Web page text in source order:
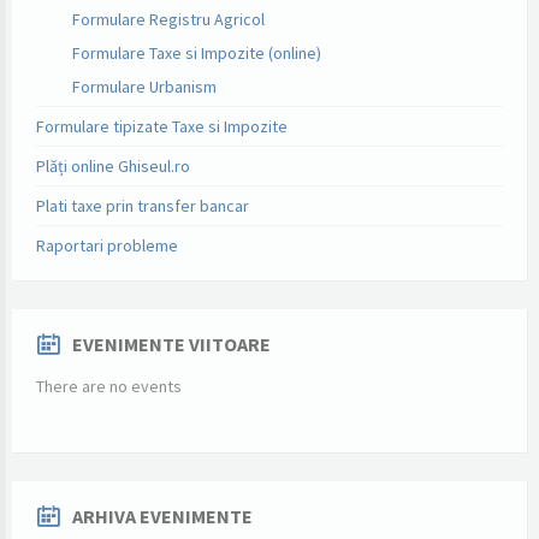
Formulare Registru Agricol
Formulare Taxe si Impozite (online)
Formulare Urbanism
Formulare tipizate Taxe si Impozite
Plăți online Ghiseul.ro
Plati taxe prin transfer bancar
Raportari probleme
EVENIMENTE VIITOARE
There are no events
ARHIVA EVENIMENTE